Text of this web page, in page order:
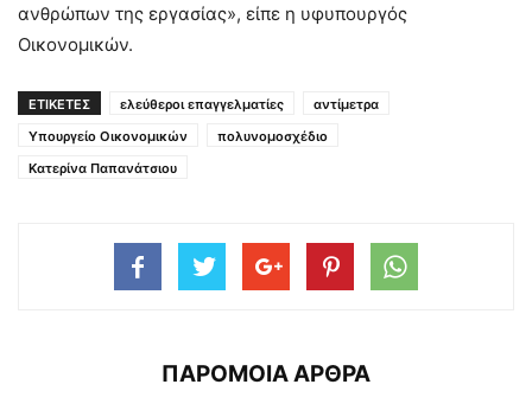
ανθρώπων της εργασίας», είπε η υφυπουργός
Οικονομικών.
ΕΤΙΚΕΤΕΣ ελεύθεροι επαγγελματίες
αντίμετρα
Υπουργείο Οικονομικών
πολυνομοσχέδιο
Κατερίνα Παπανάτσιου
ΠΑΡΟΜΟΙΑ ΑΡΘΡΑ